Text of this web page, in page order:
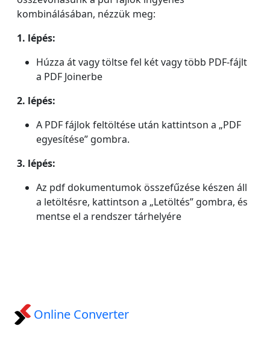
kombinálásában, nézzük meg:
1. lépés:
Húzza át vagy töltse fel két vagy több PDF-fájlt
a PDF Joinerbe
2. lépés:
A PDF fájlok feltöltése után kattintson a „PDF
egyesítése” gombra.
3. lépés:
Az pdf dokumentumok összefűzése készen áll
a letöltésre, kattintson a „Letöltés” ​​gombra, és
mentse el a rendszer tárhelyére
Online Converter